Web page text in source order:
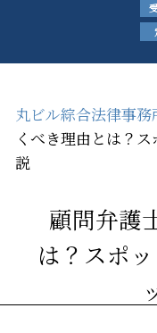
丸ビル綜合法律事務
くべき理由とは？
説
顧問弁護
は？スポ